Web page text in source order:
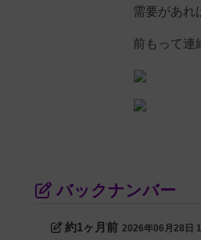
需要があれ
前もって連
バックナンバー
約1ヶ月前 2026年06月28日